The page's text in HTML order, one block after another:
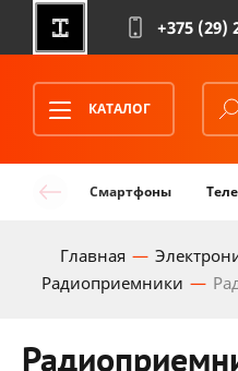
+375 (29)
КАТАЛОГ
Смартфоны
Главная
Радиоприемники